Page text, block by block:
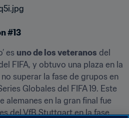
#13
es uno de los veteranos del
FIFA, y obtuvo una plaza en la
no superar la fase de grupos en
Globales del FIFA 19. Este
alemanes en la gran final fue
del VfB Stuttgart en la fase